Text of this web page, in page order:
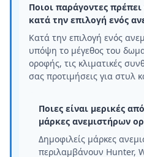
Ποιοι παράγοντες
κατά την επιλογή ενός
Κατά την επιλογή ενός
υπόψη το μέγεθος του
οροφής, τις κλιματικές
σας προτιμήσεις για στυλ
Ποιες είναι μερικές
μάρκες ανεμιστήρων
Δημοφιλείς μάρκες
περιλαμβάνουν Hunter,